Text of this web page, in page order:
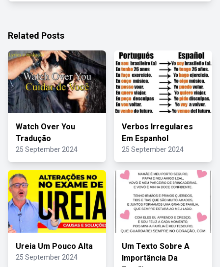
Related Posts
Watch Over You
Tradução
25 September 2024
Verbos Irregulares
Em Espanhol
25 September 2024
Ureia Um Pouco Alta
25 September 2024
Um Texto Sobre A
Importância Da